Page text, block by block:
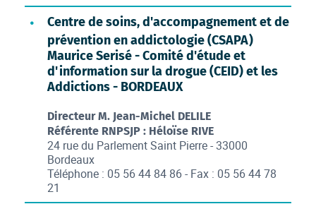
Centre de soins, d'accompagnement et de
prévention en addictologie (CSAPA)
Maurice Serisé - Comité d'étude et
d'information sur la drogue (CEID) et les
Addictions - BORDEAUX
Directeur M. Jean-Michel DELILE
Référente RNPSJP : Héloïse RIVE
24 rue du Parlement Saint Pierre - 33000
Bordeaux
Téléphone : 05 56 44 84 86 - Fax : 05 56 44 78
21